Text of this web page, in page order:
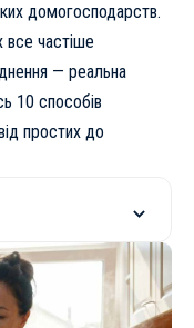
домогосподарств.
все частіше
— реальна
10 способів
простих до